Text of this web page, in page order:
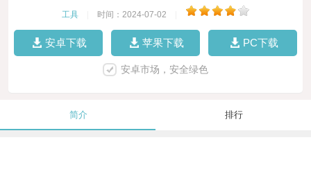
工具 时间：2024-07-02
安卓下载 苹果下载 PC下载
安卓市场，安全绿色
简介 排行